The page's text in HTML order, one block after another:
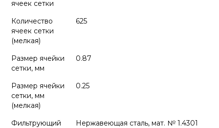
ячеек сетки
Количество
ячеек сетки
(мелкая)
625
Размер ячейки
сетки, мм
0.87
Размер ячейки
сетки, мм
(мелкая)
0.25
Фильтрующий
Нержавеющая сталь, мат. № 1.4301